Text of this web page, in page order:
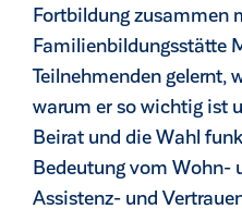
Fortbildung zusammen
Familienbildungsstätte
Teilnehmenden gelernt,
warum er so wichtig ist
Beirat und die Wahl
Bedeutung vom Wohn-
Assistenz- und